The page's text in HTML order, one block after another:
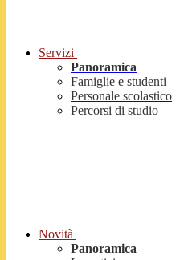
Servizi
Panoramica
Famiglie e studenti
Personale scolastico
Percorsi di studio
Novità
Panoramica